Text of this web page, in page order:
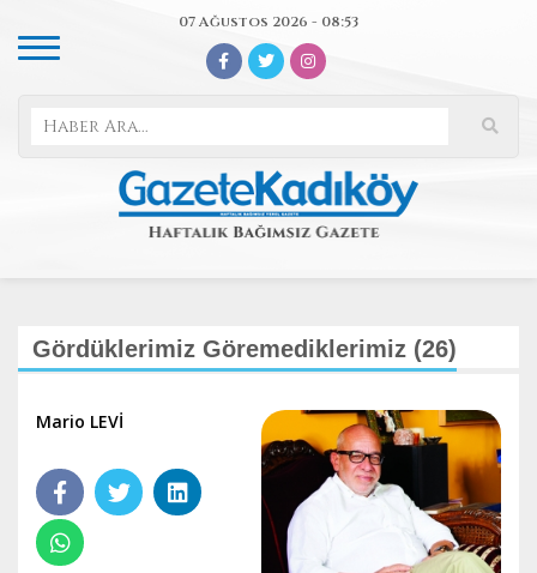
07 Ağustos 2026 - 08:53
Gördüklerimiz Göremediklerimiz (26)
Mario LEVİ